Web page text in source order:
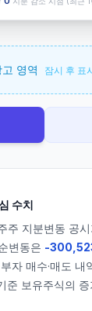
영역 잠시 후 표
수치
주 지분변동 공
변동은 -
자 매수·매도 내
보유주식의 증